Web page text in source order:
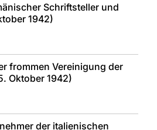
Schriftsteller und
1942)
frommen Vereinigung der
Oktober 1942)
der italienischen